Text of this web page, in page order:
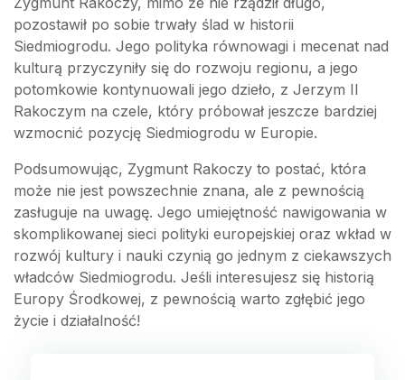
pozostawił po sobie trwały ślad w historii
Siedmiogrodu. Jego polityka równowagi i mecenat nad
kulturą przyczyniły się do rozwoju regionu, a jego
potomkowie kontynuowali jego dzieło, z Jerzym II
Rakoczym na czele, który próbował jeszcze bardziej
wzmocnić pozycję Siedmiogrodu w Europie.
Podsumowując, Zygmunt Rakoczy to postać, która
może nie jest powszechnie znana, ale z pewnością
zasługuje na uwagę. Jego umiejętność nawigowania w
skomplikowanej sieci polityki europejskiej oraz wkład w
rozwój kultury i nauki czynią go jednym z ciekawszych
władców Siedmiogrodu. Jeśli interesujesz się historią
Europy Środkowej, z pewnością warto zgłębić jego
życie i działalność!